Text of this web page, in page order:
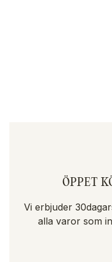
ÖPPET
Vi erbjuder
alla varor som